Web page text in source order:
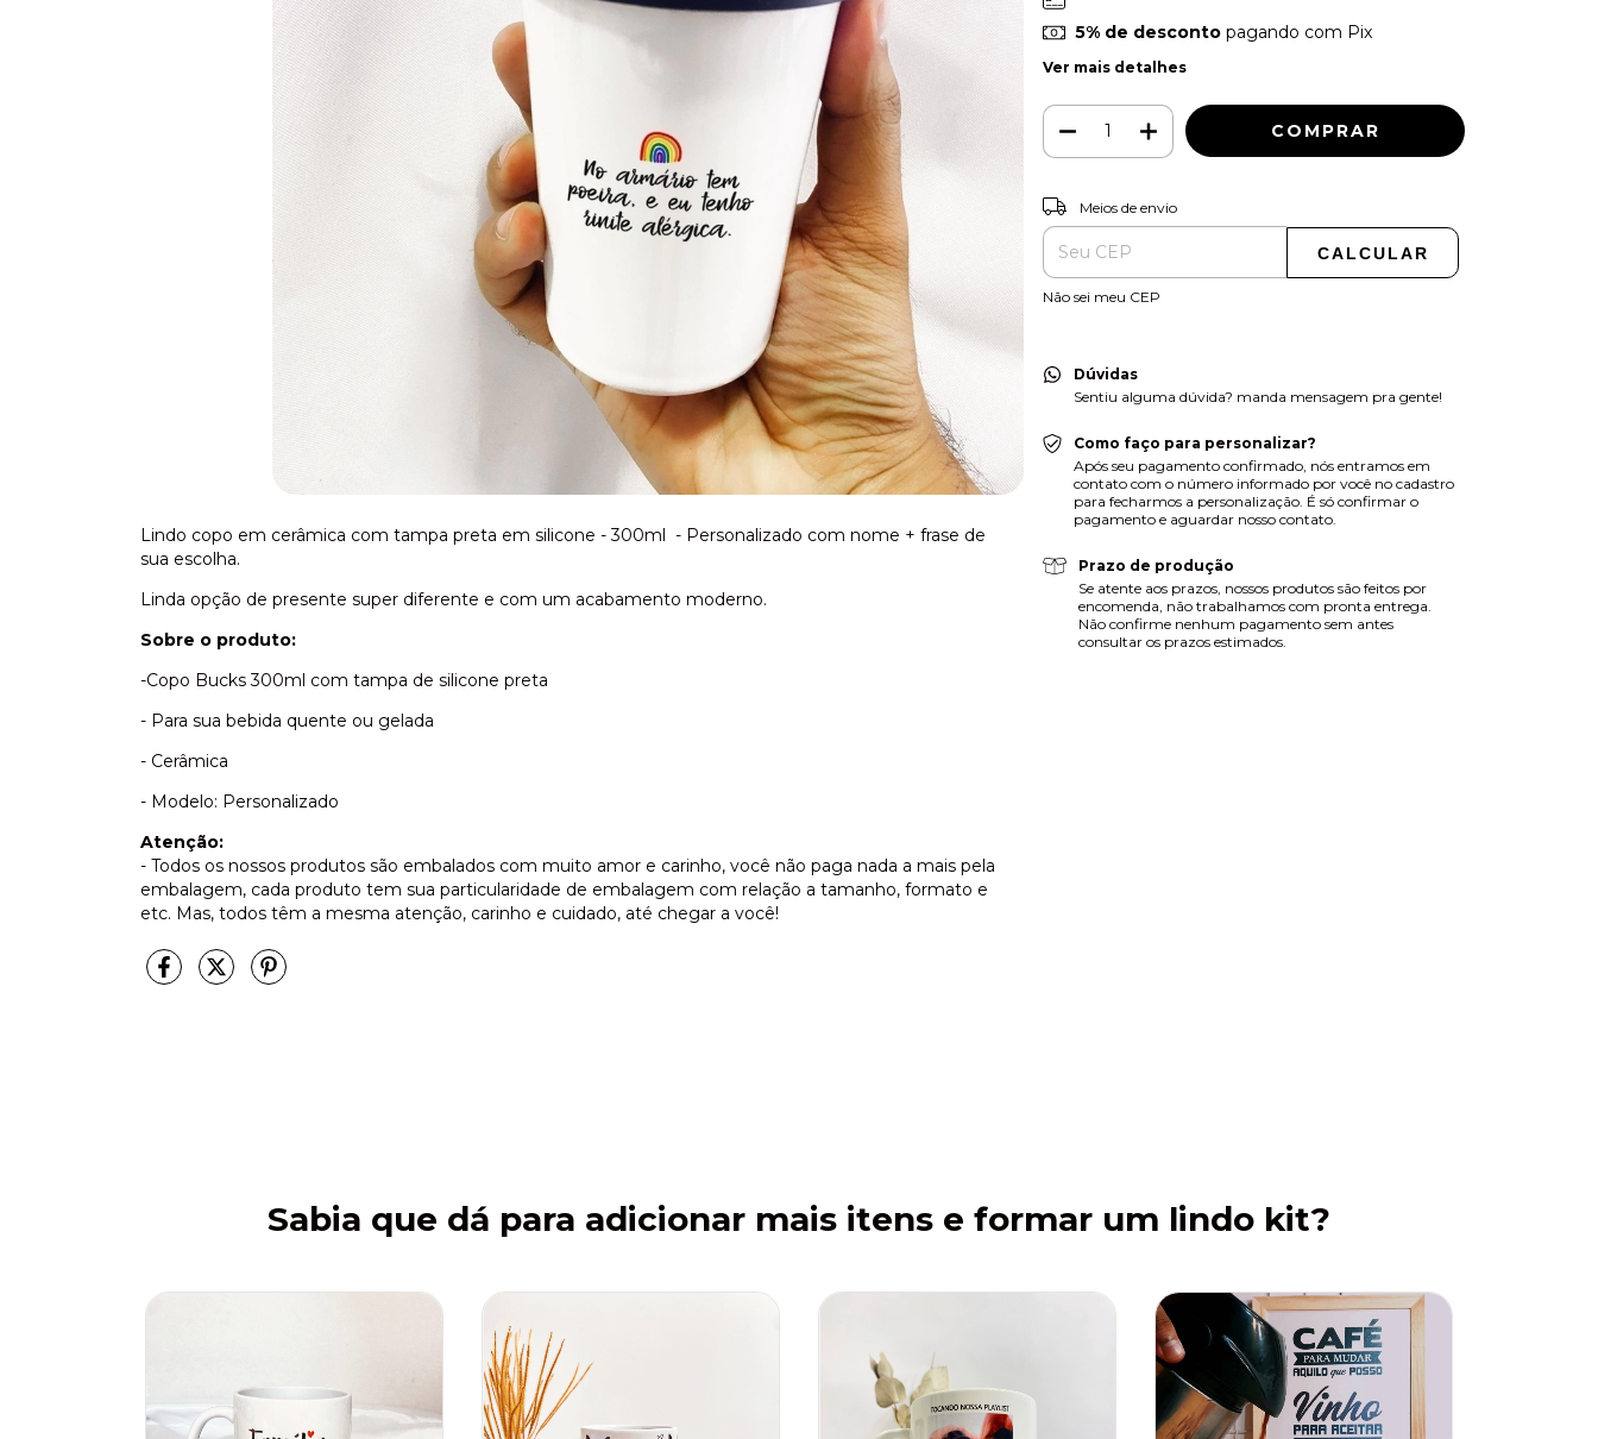
Lindo copo em cerâmica com tampa preta em silicone - 300ml - Personalizado com nome + frase de
sua escolha.
Linda opção de presente super diferente e com um acabamento moderno.
Sobre o produto:
-Copo Bucks 300ml com tampa de silicone preta
- Para sua bebida quente ou gelada
- Cerâmica
- Modelo: Personalizado
Atenção:
- Todos os nossos produtos são embalados com muito amor e carinho, você não paga nada a mais pela
embalagem, cada produto tem sua particularidade de embalagem com relação a tamanho, formato e
etc. Mas, todos têm a mesma atenção, carinho e cuidado, até chegar a você!
5% de descontopagando com Pix
Ver mais detalhes
Entregas para o CEP:
Meios de envio
CALCULAR
Não sei meu CEP
Dúvidas
Sentiu alguma dúvida? manda mensagem pra gente!
Como faço para personalizar?
Após seu pagamento confirmado, nós entramos em
contato com o número informado por você no cadastro
para fecharmos a personalização. É só confirmar o
pagamento e aguardar nosso contato.
Prazo de produção
Se atente aos prazos, nossos produtos são feitos por
encomenda, não trabalhamos com pronta entrega.
Não confirme nenhum pagamento sem antes
consultar os prazos estimados.
Sabia que dá para adicionar mais itens e formar um lindo kit?